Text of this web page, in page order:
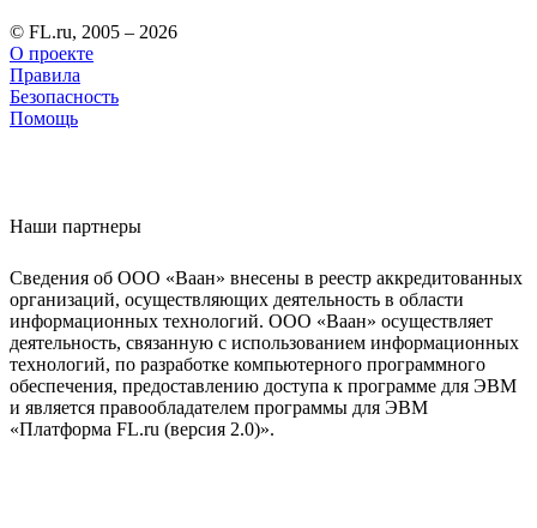
© FL.ru, 2005 – 2026
О проекте
Правила
Безопасность
Помощь
Наши партнеры
Сведения об ООО «Ваан» внесены в реестр аккредитованных
организаций, осуществляющих деятельность в области
информационных технологий. ООО «Ваан» осуществляет
деятельность, связанную с использованием информационных
технологий, по разработке компьютерного программного
обеспечения, предоставлению доступа к программе для ЭВМ
и является правообладателем программы для ЭВМ
«Платформа FL.ru (версия 2.0)».